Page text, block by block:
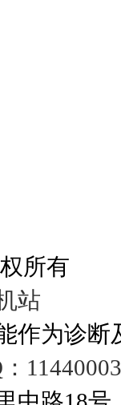
所有
站
作为诊